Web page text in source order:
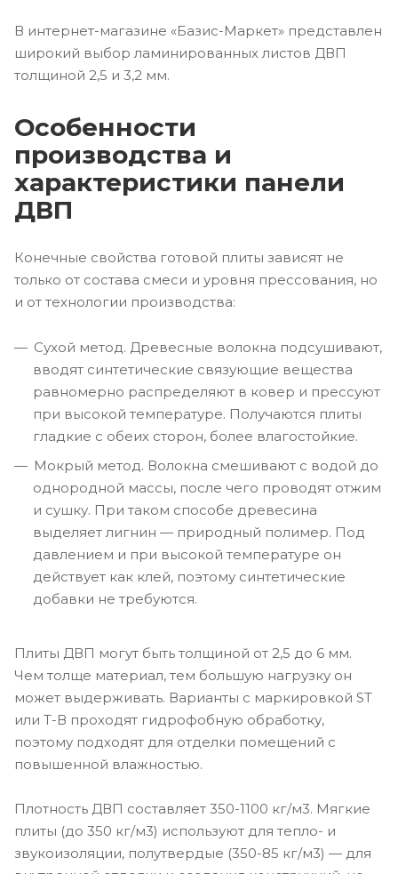
В интернет-магазине «Базис-Маркет» представлен
широкий выбор ламинированных листов ДВП
толщиной 2,5 и 3,2 мм.
Особенности
производства и
характеристики панели
ДВП
Конечные свойства готовой плиты зависят не
только от состава смеси и уровня прессования, но
и от технологии производства:
Сухой метод. Древесные волокна подсушивают,
вводят синтетические связующие вещества
равномерно распределяют в ковер и прессуют
при высокой температуре. Получаются плиты
гладкие с обеих сторон, более влагостойкие.
Мокрый метод. Волокна смешивают с водой до
однородной массы, после чего проводят отжим
и сушку. При таком способе древесина
выделяет лигнин — природный полимер. Под
давлением и при высокой температуре он
действует как клей, поэтому синтетические
добавки не требуются.
Плиты ДВП могут быть толщиной от 2,5 до 6 мм.
Чем толще материал, тем большую нагрузку он
может выдерживать. Варианты с маркировкой ST
или Т-В проходят гидрофобную обработку,
поэтому подходят для отделки помещений с
повышенной влажностью.
Плотность ДВП составляет 350-1100 кг/м3. Мягкие
плиты (до 350 кг/м3) используют для тепло- и
звукоизоляции, полутвердые (350-85 кг/м3) — для